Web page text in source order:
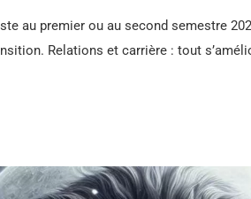
au premier ou au second semestre
Relations et carrière : tout